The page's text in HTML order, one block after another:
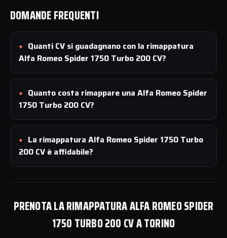
DOMANDE FREQUENTI
Quanti CV si guadagnano con la rimappatura
Alfa Romeo Spider 1750 Turbo 200 CV?
Quanto costa rimappare una Alfa Romeo Spider
1750 Turbo 200 CV?
La rimappatura Alfa Romeo Spider 1750 Turbo
200 CV è affidabile?
PRENOTA LA RIMAPPATURA ALFA ROMEO SPIDER
1750 TURBO 200 CV A TORINO